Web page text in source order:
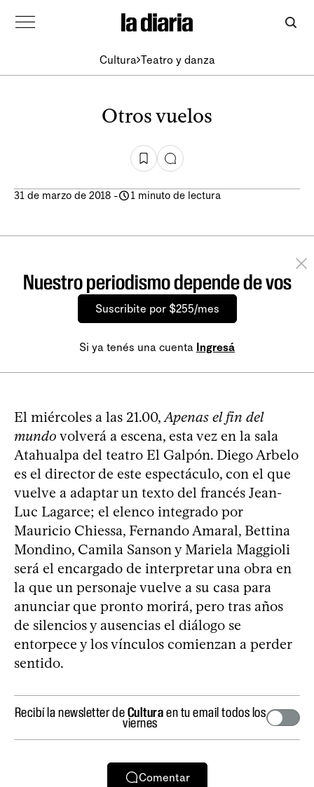
Cultura Teatro y danza
Otros vuelos
31 de marzo de 2018 - 1 minuto de lectura
Nuestro periodismo depende de vos
Suscribite por $255/mes
Si ya tenés una cuenta Ingresá
El miércoles a las 21.00,Apenas el fin del
mundo volverá a escena, esta vez en la sala
Atahualpa del teatro El Galpón. Diego Arbelo
es el director de este espectáculo, con el que
vuelve a adaptar un texto del francés Jean-
Luc Lagarce; el elenco integrado por
Mauricio Chiessa, Fernando Amaral, Bettina
Mondino, Camila Sanson y Mariela Maggioli
será el encargado de interpretar una obra en
la que un personaje vuelve a su casa para
anunciar que pronto morirá, pero tras años
de silencios y ausencias el diálogo se
entorpece y los vínculos comienzan a perder
sentido.
Recibí la newsletter deCulturaen tu email todos los
viernes
Comentar